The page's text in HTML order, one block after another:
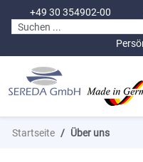
+49 30 354902-00
Startseite Über uns